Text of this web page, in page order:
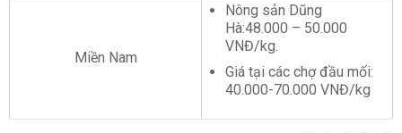
Miền Nam
Nông sản Dũng
Hà:48.000 – 50.000
VNĐ/kg.
Giá tại các chợ đầu mối:
40.000-70.000 VNĐ/kg